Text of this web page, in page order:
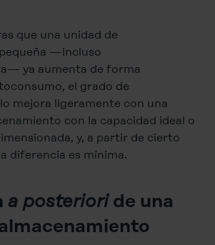
que una unidad de
—incluso
ya aumenta de forma
el grado de
mejora ligeramente con una
con la capacidad ideal o
y, a partir de cierto
diferencia es mínima.
a posterioride una